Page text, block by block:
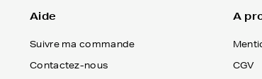
Aide
Suivre ma commande
Contactez-nous
A
CGV